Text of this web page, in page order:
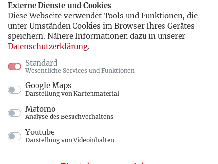
Externe Dienste und Cookies
Diese Webseite verwendet Tools und Funktionen, die
unter Umständen Cookies im Browser Ihres Gerätes
speichern. Nähere Informationen dazu in unserer
Datenschutzerklärung.
Standard
Wesentliche Services und Funktionen
Google Maps
Darstellung von Kartenmaterial
Matomo
Analyse des Besuchverhaltens
Youtube
Darstellung von Videoinhalten